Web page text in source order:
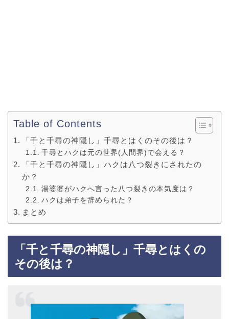
Table of Contents
「千と千尋の神隠し」千尋とはくのその後は？
千尋とハクは元の世界(人間界)で会える？
「千と千尋の神隠し」ハクは八つ裂きにされたの
か？
湯婆婆がハクへ言った八つ裂きの本気度は？
ハクは弟子を辞められた？
まとめ
「千と千尋の神隠し」千尋とはくの
その後は？